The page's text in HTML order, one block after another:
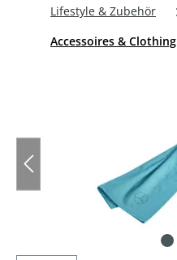
Lifestyle & Zubehör
Accessoires & Clothing